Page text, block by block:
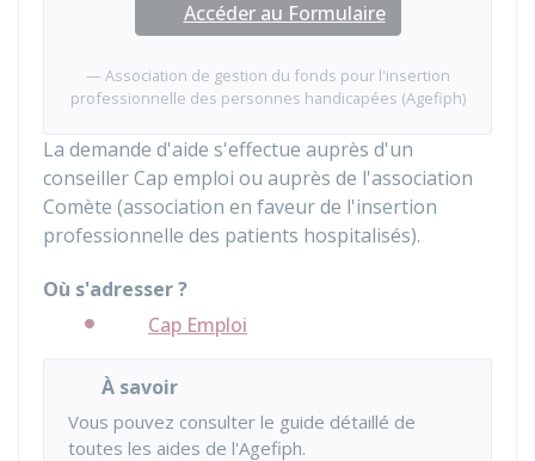
Accéder au Formulaire
Association de gestion du fonds pour l'insertion
professionnelle des personnes handicapées (Agefiph)
La demande d'aide s'effectue auprès d'un
conseiller Cap emploi ou auprès de l'association
Comète (association en faveur de l'insertion
professionnelle des patients hospitalisés).
Où s'adresser ?
Cap Emploi
À savoir
Vous pouvez consulter le guide détaillé de
toutes les aides de l'Agefiph.